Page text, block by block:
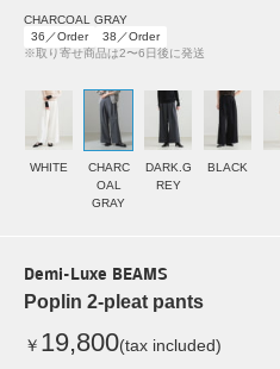
CHARCOAL GRAY
36／Order
38／Order
※取り寄せ商品は2〜6日後に発送
WHITE
CHARC
OAL
GRAY
DARK.G
REY
BLACK
Demi-Luxe BEAMS
Poplin 2-pleat pants
￥ 19,800(tax included)